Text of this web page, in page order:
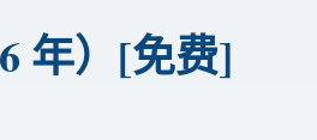
年）[免费]